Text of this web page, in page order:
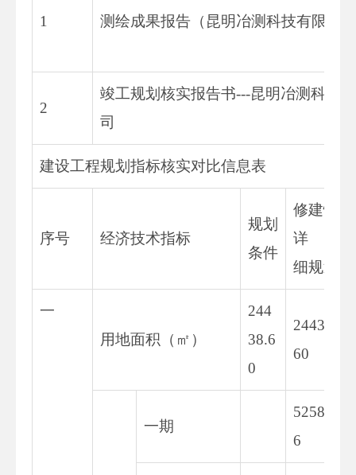
1 测绘成果报告（昆明冶测科技有限公
2
竣工规划核实报告书---昆明冶测科技
司
建设工程规划指标核实对比信息表
序号 经济技术指标
规划
条件
修建性
详
细规划
一
用地面积（㎡）
244
38.6
0
24438.
60
一期
5258.1
6